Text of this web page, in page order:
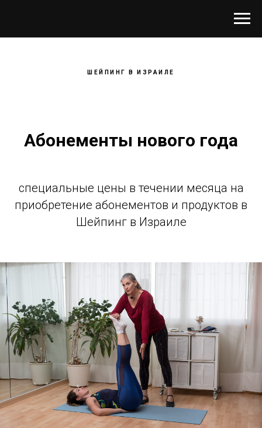
ШЕЙПИНГ В ИЗРАИЛЕ
Абонементы нового года
специальные цены в течении месяца на
приобретение абонементов и продуктов в
Шейпинг в Израиле